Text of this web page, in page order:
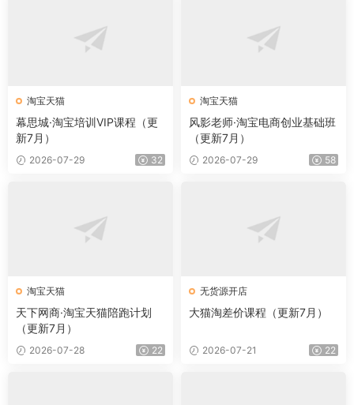
淘宝天猫
幕思城·淘宝培训VIP课程（更
新7月）
2026-07-29 32
淘宝天猫
风影老师·淘宝电商创业基础班
（更新7月）
2026-07-29 58
淘宝天猫
天下网商·淘宝天猫陪跑计划
（更新7月）
2026-07-28 22
无货源开店
大猫淘差价课程（更新7月）
2026-07-21 22